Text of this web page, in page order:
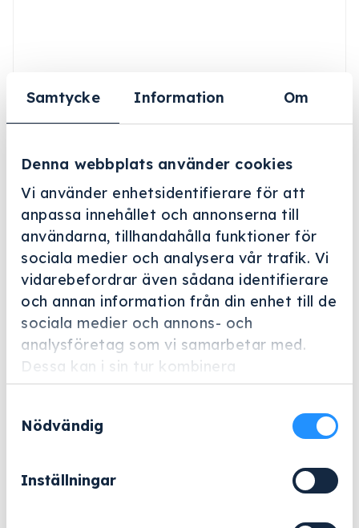
Samtycke Information Om
Denna webbplats använder cookies
Vi använder enhetsidentifierare för att
anpassa innehållet och annonserna till
användarna, tillhandahålla funktioner för
sociala medier och analysera vår trafik. Vi
vidarebefordrar även sådana identifierare
och annan information från din enhet till de
sociala medier och annons- och
analysföretag som vi samarbetar med.
Dessa kan i sin tur kombinera
informationen med annan information som
samlat in när du har använt deras tjänster.
Nödvändig
Inställningar
Helskärm
Miele Professional
ProCare Med 30 P – 1 l (Typ 2)
Neutraliseringsmedel, surt, 1 l med bred hals för
optimal neutralisering baserat på oorganisk syra.
168kr